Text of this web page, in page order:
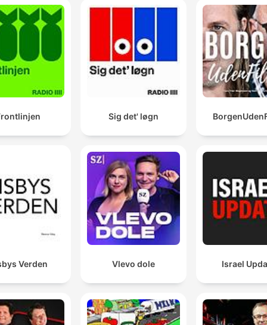
Sig det' løgn
Verden Vlevo dole Israel